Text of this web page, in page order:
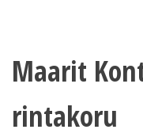
Maarit
rintakoru